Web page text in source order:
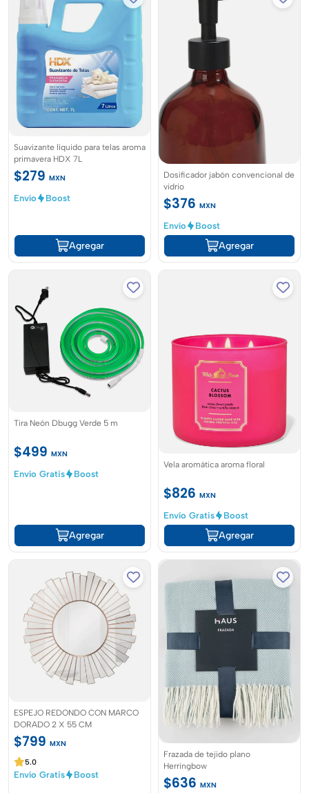
Suavizante líquido para telas aroma
primavera HDX 7L
$279 MXN
Envío
Boost
Agregar
Dosificador jabón convencional de
vidrio
$376 MXN
Envío
Boost
Agregar
Tira Neón Dbugg Verde 5 m
$499 MXN
Envío Gratis
Boost
Agregar
Vela aromática aroma floral
$826 MXN
Envío Gratis
Boost
Agregar
ESPEJO REDONDO CON MARCO
DORADO 2 X 55 CM
$799 MXN
5.0
Envío Gratis Boost
Frazada de tejido plano
Herringbow
$636 MXN